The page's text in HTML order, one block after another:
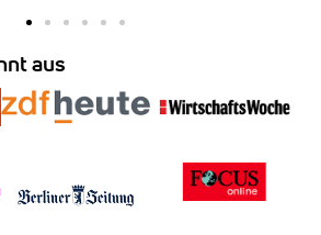
aus